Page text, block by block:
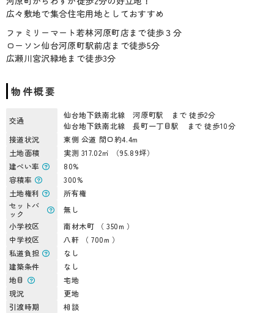
広々敷地で集合住宅用地としておすすめ
ファミリーマート若林河原町店まで徒歩３分
ローソン仙台河原町駅前店まで徒歩5分
広瀬川宮沢緑地まで徒歩3分
物件概要
交通
仙台地下鉄南北線 河原町駅 まで 徒歩2分
仙台地下鉄南北線 長町一丁目駅 まで 徒歩10分
接道状況
東側 公道 間口約4.4m
土地面積
実測 317.02㎡ （95.89坪）
建ぺい率
80%
容積率
300%
土地権利
所有権
セットバ
ック
無し
小学校区
南材木町 （ 350m ）
中学校区
八軒 （ 700m ）
私道負担
なし
建築条件
なし
地目
宅地
現況
更地
引渡時期
相談